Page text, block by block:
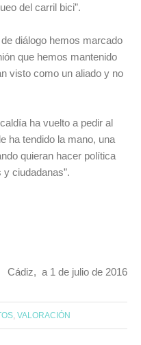
del carril bici”.
diálogo hemos marcado
que hemos mantenido
visto como un aliado y no
ha vuelto a pedir al
ha tendido la mano, una
quieran hacer política
ciudadanas”.
a 1 de julio de 2016
,VALORACIÓN